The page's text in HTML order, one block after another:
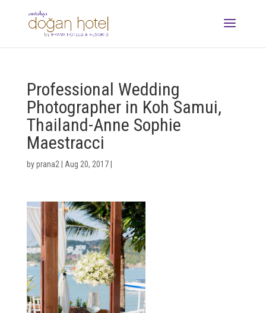
Professional Wedding
Photographer in Koh Samui,
Thailand-Anne Sophie
Maestracci
byprana2 Aug 20, 2017|